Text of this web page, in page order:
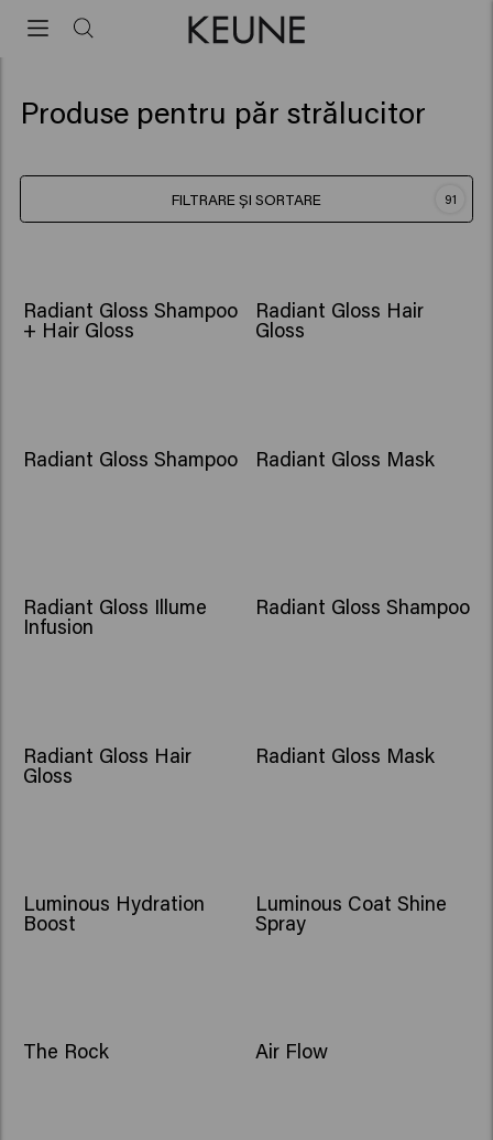
Produse pentru păr strălucitor
FILTRARE ȘI SORTARE 91
Radiant Gloss Shampoo
+ Hair Gloss
Radiant Gloss Hair
Gloss
Radiant Gloss Shampoo Radiant Gloss Mask
Radiant Gloss Illume
Infusion
Radiant Gloss Shampoo
Radiant Gloss Hair
Gloss
Radiant Gloss Mask
Luminous Hydration
Boost
Luminous Coat Shine
Spray
The Rock NOU
Air Flow